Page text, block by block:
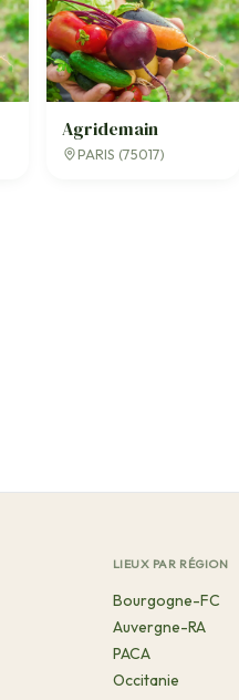
Agridemain
PARIS (75017)
LIEUX PAR RÉGION
Bourgogne-FC
Auvergne-RA
PACA
Occitanie